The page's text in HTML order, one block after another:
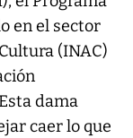
en el sector
(INAC)
dama
caer lo que